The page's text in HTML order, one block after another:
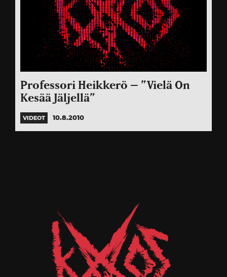
Professori Heikkerö – ”Vielä On
Kesää Jäljellä”
VIDEOT 10.8.2010